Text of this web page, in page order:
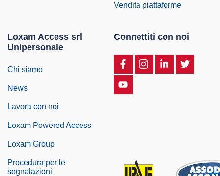
Vendita piattaforme
Loxam Access srl
Unipersonale
Chi siamo
News
Lavora con noi
Loxam Powered Access
Loxam Group
Procedura per le
segnalazioni
Connettiti con noi